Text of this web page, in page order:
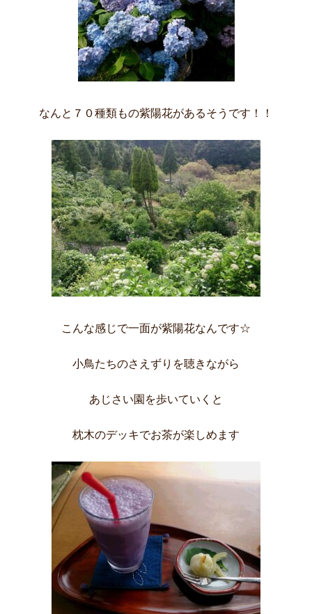
なんと７０種類もの紫陽花があるそうです！！
こんな感じで一面が紫陽花なんです☆
小鳥たちのさえずりを聴きながら
あじさい園を歩いていくと
枕木のデッキでお茶が楽しめます